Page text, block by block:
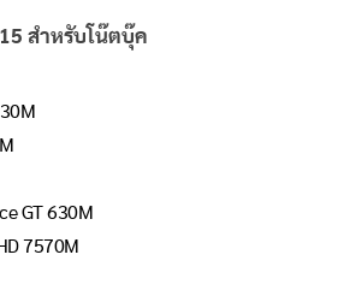
สำหรับโน๊ตบุ๊ค
GT 630M
7570M